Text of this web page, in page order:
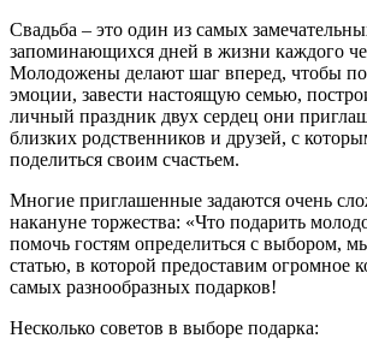
Свадьба – это один из самых
запоминающихся дней в жизни каждого
Молодожены делают шаг вперед, чтобы
эмоции, завести настоящую семью,
личный праздник двух сердец они
близких родственников и друзей, с
поделиться своим счастьем.
Многие приглашенные задаются очень
накануне торжества: «Что подарить
помочь гостям определиться с выбором,
статью, в которой предоставим огромное
самых разнообразных подарков!
Несколько советов в выборе подарка: